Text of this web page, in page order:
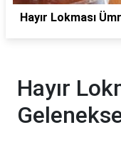
Hayır Lokması
Hayır